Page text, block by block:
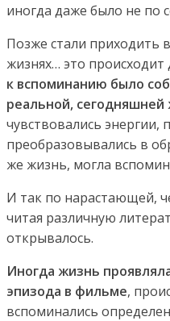
иногда даже было не по
Позже стали приходить
жизнях… это
к вспоминанию было
реальной, сегодняшней
чувствовались энергии,
преобразовывались в
же жизнь, могла
И так по нарастающей,
читая различную
открывалось.
Иногда жизнь
эпизода в фильме,
вспоминались